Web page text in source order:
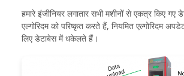
हमारे इंजीनियर लगातार सभी मशीनों से एकत्र किए गए
एल्गोरिदम को परिष्कृत करते हैं, नियमित एल्गोरिदम
लिए डेटाबेस में धकेलते हैं।